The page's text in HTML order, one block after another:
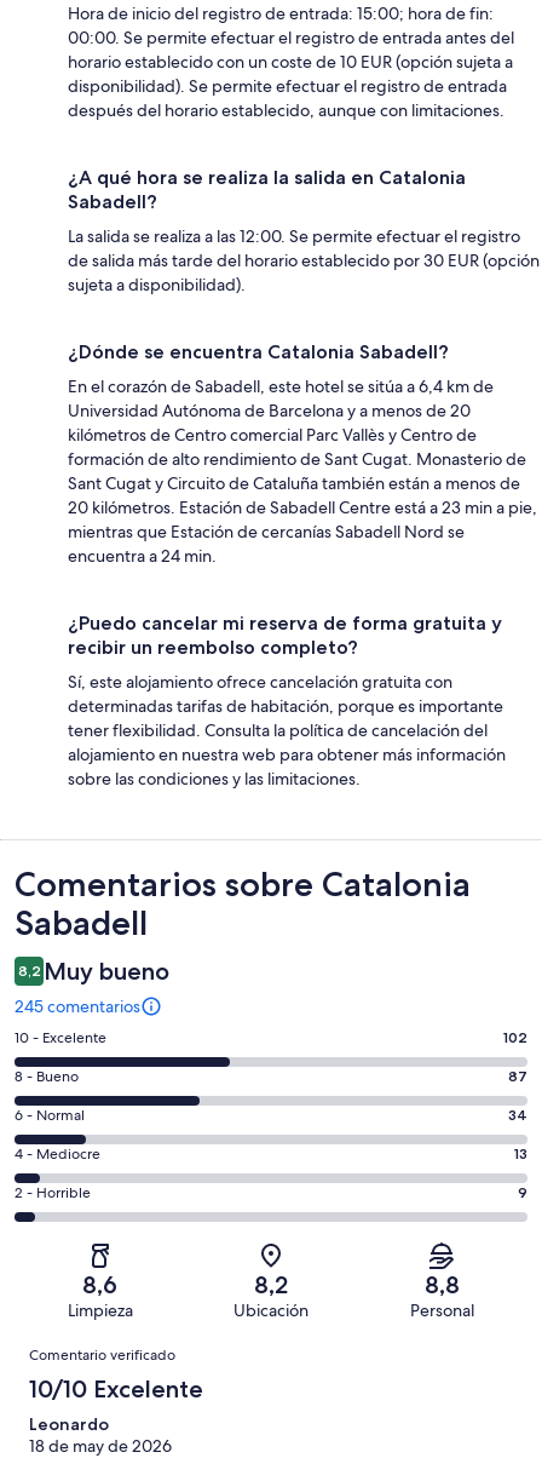
Hora de inicio del registro de entrada: 15:00; hora de fin:
00:00. Se permite efectuar el registro de entrada antes del
horario establecido con un coste de 10 EUR (opción sujeta a
disponibilidad). Se permite efectuar el registro de entrada
después del horario establecido, aunque con limitaciones.
¿A qué hora se realiza la salida en Catalonia
Sabadell?
La salida se realiza a las 12:00. Se permite efectuar el registro
de salida más tarde del horario establecido por 30 EUR (opción
sujeta a disponibilidad).
¿Dónde se encuentra Catalonia Sabadell?
En el corazón de Sabadell, este hotel se sitúa a 6,4 km de
Universidad Autónoma de Barcelona y a menos de 20
kilómetros de Centro comercial Parc Vallès y Centro de
formación de alto rendimiento de Sant Cugat. Monasterio de
Sant Cugat y Circuito de Cataluña también están a menos de
20 kilómetros. Estación de Sabadell Centre está a 23 min a pie,
mientras que Estación de cercanías Sabadell Nord se
encuentra a 24 min.
¿Puedo cancelar mi reserva de forma gratuita y
recibir un reembolso completo?
Sí, este alojamiento ofrece cancelación gratuita con
determinadas tarifas de habitación, porque es importante
tener flexibilidad. Consulta la política de cancelación del
alojamiento en nuestra web para obtener más información
sobre las condiciones y las limitaciones.
Comentarios
Comentarios sobre Catalonia
Sabadell
8,2 Muy bueno
245 comentarios
102
comentarios
de
un
total
de
245
con
puntuación
10 - Excelente 102
87
comentarios
de
un
total
de
puntuación
8 - Bueno 87
34
comentarios
de
un
total
puntuación
Normal
6 - Normal 34
13
comentarios
de
una
puntuación
4 - Mediocre 13
9
comentarios
245
una
puntuación
de
2 - Horrible 9
8,6
Limpieza
8,2
Ubicación
8,8
Personal
Comentarios
Comentario verificado
10/10 Excelente
Leonardo
18 de may de 2026